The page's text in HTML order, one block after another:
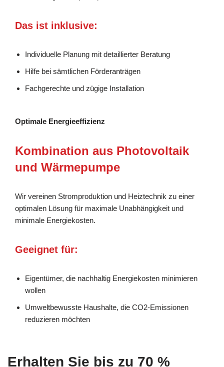
Das ist inklusive:
Individuelle Planung mit detaillierter Beratung
Hilfe bei sämtlichen Förderanträgen
Fachgerechte und zügige Installation
Optimale Energieeffizienz
Kombination aus Photovoltaik
und Wärmepumpe
Wir vereinen Stromproduktion und Heiztechnik zu einer
optimalen Lösung für maximale Unabhängigkeit und
minimale Energiekosten.
Geeignet für:
Eigentümer, die nachhaltig Energiekosten minimieren
wollen
Umweltbewusste Haushalte, die CO2-Emissionen
reduzieren möchten
Erhalten Sie bis zu 70 %